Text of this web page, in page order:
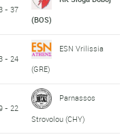
- 37
(BOS)
- 24
ESN Vrilissia
(GRE)
- 22
Parnassos
Strovolou (CHY)